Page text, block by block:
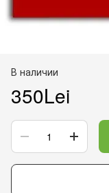
В наличии
350Lei